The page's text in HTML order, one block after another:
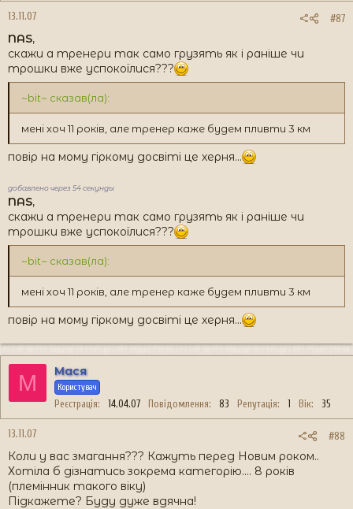
13.11.07 #87
NAS,
скажи а тренери так само грузять як і раніше чи
трошки вже успокоїлися???
~bit~ сказав(ла):
мені хоч 11 років, але тренер каже будем пливти 3 км
повір на мому гіркому досвіті це херня...
добавлено через 54 секунды
NAS,
скажи а тренери так само грузять як і раніше чи
трошки вже успокоїлися???
~bit~ сказав(ла):
мені хоч 11 років, але тренер каже будем пливти 3 км
повір на мому гіркому досвіті це херня...
М Мася
Користувач
Реєстрація 14.04.07 Повідомлення 83 Репутація 1 Вік 35
13.11.07 #88
Коли у вас змагання??? Кажуть перед Новим роком..
Хотіла б дізнатись зокрема категорію.... 8 років
(племінник такого віку)
Підкажете? Буду дуже вдячна!